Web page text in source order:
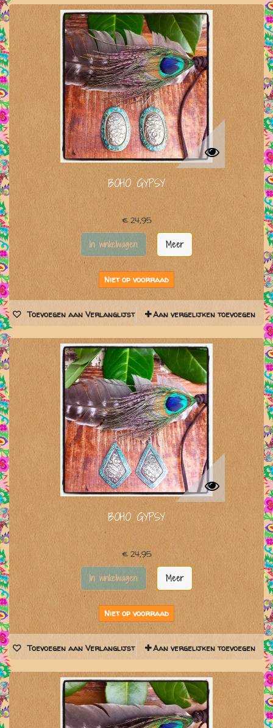
BOHO GYPSY
€ 24,95
In winkelwagen Meer
Niet op voorraad
Toevoegen aan Verlanglijst Aan vergelijken toevoegen
BOHO GYPSY
€ 24,95
In winkelwagen Meer
Niet op voorraad
Toevoegen aan Verlanglijst Aan vergelijken toevoegen